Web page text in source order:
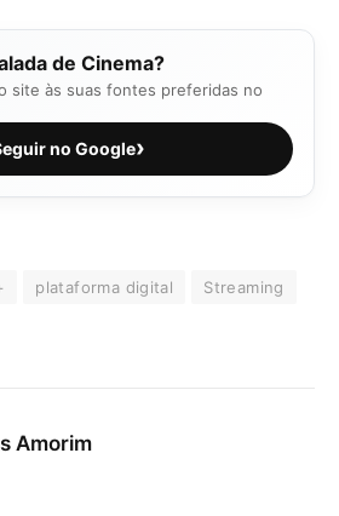
de Cinema?
site às suas fontes preferidas no
no Google›
plataforma digital
Streaming
Amorim